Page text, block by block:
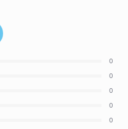
0
0
0
0
0